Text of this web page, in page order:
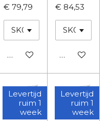
€ 79,79
In winkelwagen
€ 84,53
In
Levertijd
ruim 1
week
Levertijd
ruim 1
week